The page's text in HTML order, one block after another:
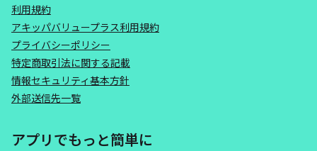
利用規約
アキッパバリュープラス利用規約
プライバシーポリシー
特定商取引法に関する記載
情報セキュリティ基本方針
外部送信先一覧
アプリでもっと簡単に